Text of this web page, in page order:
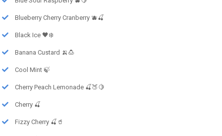
Blueberry Cherry Cranberry 🫐🍒
Black Ice 🖤❄️
Banana Custard 🍌🍮
Cool Mint 🍃
Cherry Peach Lemonade 🍒🍑🍋
Cherry 🍒
Fizzy Cherry 🍒🥤